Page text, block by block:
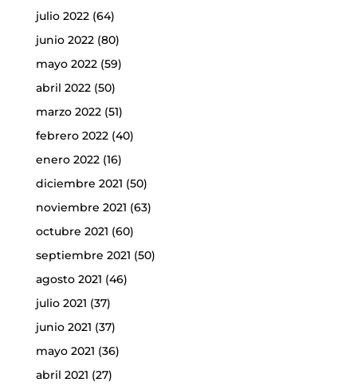
julio 2022(64)
junio 2022(80)
mayo 2022(59)
abril 2022(50)
marzo 2022(51)
febrero 2022(40)
enero 2022(16)
diciembre 2021 (50)
noviembre 2021 (63)
octubre 2021 (60)
septiembre 2021 (50)
agosto 2021 (46)
julio 2021 (37)
junio 2021 (37)
mayo 2021 (36)
abril 2021 (27)